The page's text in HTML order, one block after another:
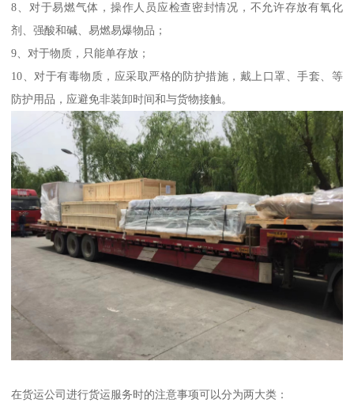
8、对于易燃气体，操作人员应检查密封情况，不允许存放有氧化
剂、强酸和碱、易燃易爆物品；
9、对于物质，只能单存放；
10、对于有毒物质，应采取严格的防护措施，戴上口罩、手套、等
防护用品，应避免非装卸时间和与货物接触。
在货运公司进行货运服务时的注意事项可以分为两大类：